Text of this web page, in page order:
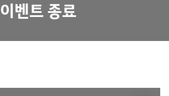
이벤트 종료